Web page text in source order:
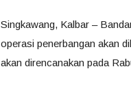
Singkawang, Kalbar –
operasi penerbangan akan
akan direncanakan pada